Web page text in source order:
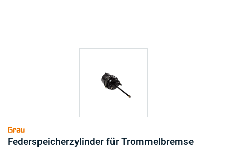
Federspeicherzylinder für Trommelbremse